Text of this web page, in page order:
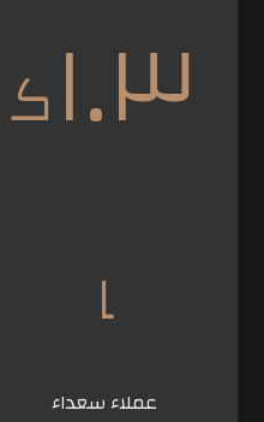
١.٣ک
ا
عملاء سعداء